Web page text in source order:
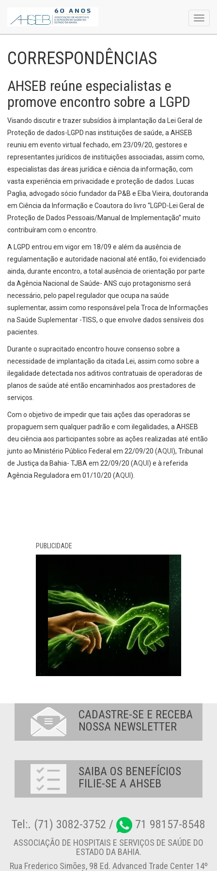
CORRESPONDÊNCIAS
AHSEB reúne especialistas e
promove encontro sobre a LGPD
Visando discutir e trazer subsídios à implantação da Lei Geral de
Proteção de dados-LGPD nas instituições de saúde, a AHSEB
reuniu em evento virtual fechado, em 23/09/20, gestores e
representantes jurídicos de instituições associadas, assim como,
especialistas das áreas jurídica e ciência da informação, com
vasta experiência em privacidade e proteção de dados. Lucas
Paglia, advogado sócio fundador da P&B e Elba Vieira, doutoranda
em Ciência da Informação e Coautora do livro “LGPD-Lei Geral de
Proteção de Dados Pessoais/Manual de Implementação” muito
contribuíram com o encontro.
A LGPD entrou em vigor em 18/09 e além da ausência de
regulamentação e autoridade nacional até então, foi evidenciado
ainda, durante encontro, a total ausência de orientação por parte
da Agência Nacional de Saúde- ANS cujo protagonismo será
necessário, pelo papel regulador que ocupa na saúde
suplementar, assim como responsável pela Troca de Informações
na Saúde Suplementar -TISS, o que envolve dados sensíveis dos
pacientes.
Durante o supracitado encontro houve consenso sobre a
necessidade de implantação da citada Lei, assim como sobre a
ilegalidade detectada nos aditivos contratuais de operadoras de
planos de saúde até então encaminhados aos prestadores de
serviços.
Com o objetivo de impedir que tais ações das operadoras se
propaguem sem qualquer padrão e com ilegalidades, a AHSEB
deu ciência aos participantes sobre as ações realizadas até então
junto ao Ministério Público Federal em 22/09/20 (AQUI ), Tribunal
de Justiça da Bahia- TJBA em 22/09/20 (AQUI ) e à referida
Agência Reguladora em 01/10/20 (AQUI ).
PUBLICIDADE
CADASTRE-SE E RECEBA
NOSSA NEWSLETTER
SAIBA OS BENEFÍCIOS
FILIE-SE A AHSEB
Tel:. (71) 3082-3752 / 71 98157-8548
ASSOCIAÇÃO DE HOSPITAIS E SERVIÇOS DE SAÚDE DO
ESTADO DA BAHIA.
Rua Frederico Simões, 98 Ed. Advanced Trade Center 14º